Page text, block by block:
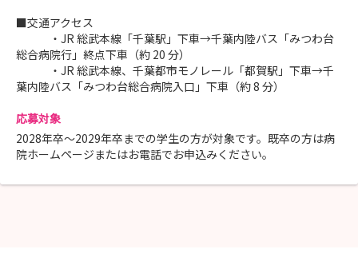
■交通アクセス
・JR 総武本線「千葉駅」下車→千葉内陸バス「みつわ台
総合病院行」終点下車（約 20 分）
・JR 総武本線、千葉都市モノレール「都賀駅」下車→千
葉内陸バス「みつわ台総合病院入口」下車（約 8 分）
応募対象
2028年卒～2029年卒までの学生の方が対象です。既卒の方は病
院ホームページまたはお電話でお申込みください。